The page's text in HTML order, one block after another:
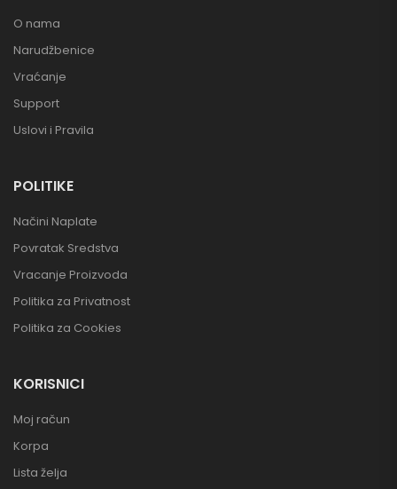
O nama
Narudžbenice
Vraćanje
Support
Uslovi i Pravila
POLITIKE
Načini Naplate
Povratak Sredstva
Vracanje Proizvoda
Politika za Privatnost
Politika za Cookies
KORISNICI
Moj račun
Korpa
Lista želja